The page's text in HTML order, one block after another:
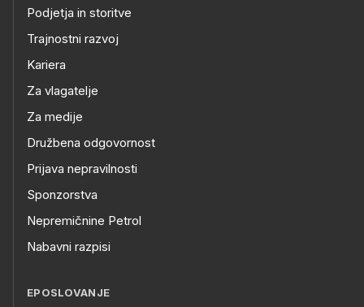
Podjetja in storitve
Trajnostni razvoj
Kariera
Za vlagatelje
Za medije
Družbena odgovornost
Prijava nepravilnosti
Sponzorstva
Nepremičnine Petrol
Nabavni razpisi
EPOSLOVANJE